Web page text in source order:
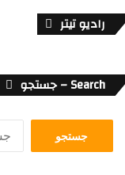
رادیو تیتر
Search – جستجو
برای: